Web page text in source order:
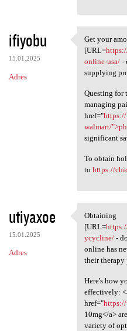
ifiyobu
15.01.2025
Adres
Get your
Get your
[URL=
online-usa/-
supplying
Questing for
managing
href="https://
walmart/
significant
To obtain
to https://
utiyaxoe
15.01.2025
Adres
Obtaining
Obtaining
[URL=
ycycline/-
online has
their therapy
Here's how
effectively:
href="
10mg</a>
variety of